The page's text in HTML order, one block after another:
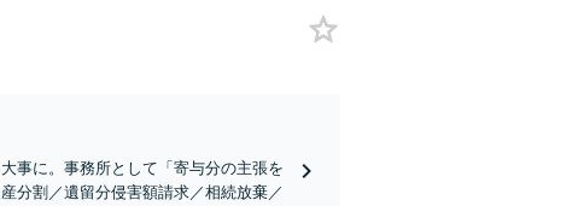
事に。事務所として「寄与分の主張を
分割／遺留分侵害額請求／相続放棄／